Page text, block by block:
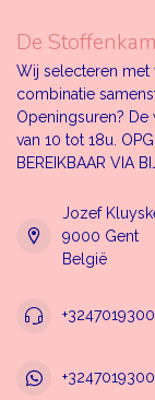
De
Wij selecteren met
combinatie
Openingsuren? De
van 10 tot 18u.
BEREIKBAAR VIA
Jozef
9000 Gent
België